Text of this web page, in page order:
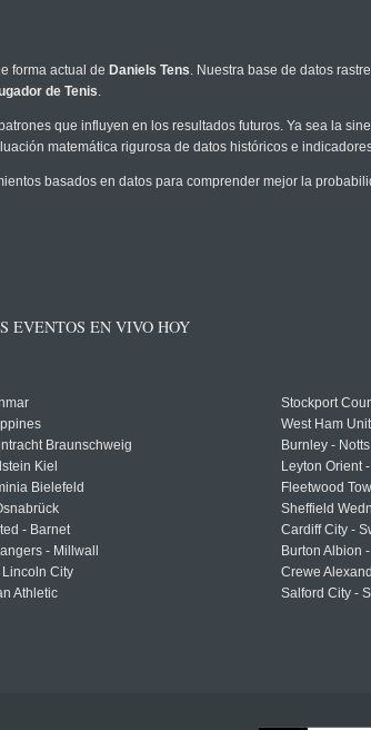
forma actual de Daniels Tens. Nuestra base de datos
de Tenis.
que influyen en los resultados futuros. Ya sea la
matemática rigurosa de datos históricos e
basados en datos para comprender mejor la
EVENTOS EN VIVO HOY
Braunschweig
Kiel
Bielefeld
- Barnet
- Millwall
Lincoln City
Athletic
Stockport
West Ham
Burnley -
Leyton Orient
Fleetwood
Sheffield
Cardiff City -
Burton Albion
Crewe
Salford City -